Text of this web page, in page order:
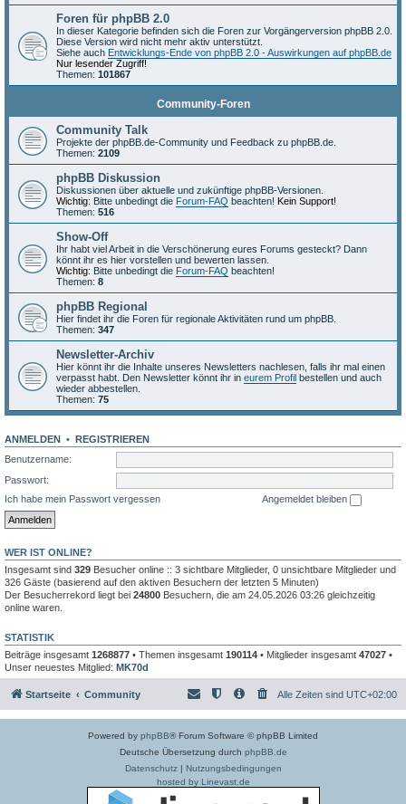
Foren für phpBB 2.0
In dieser Kategorie befinden sich die Foren zur Vorgängerversion phpBB 2.0.
Diese Version wird nicht mehr aktiv unterstützt.
Siehe auch Entwicklungs-Ende von phpBB 2.0 - Auswirkungen auf phpBB.de
Nur lesender Zugriff!
Themen: 101867
Community-Foren
Community Talk
Projekte der phpBB.de-Community und Feedback zu phpBB.de.
Themen: 2109
phpBB Diskussion
Diskussionen über aktuelle und zukünftige phpBB-Versionen.
Wichtig: Bitte unbedingt die Forum-FAQ beachten! Kein Support!
Themen: 516
Show-Off
Ihr habt viel Arbeit in die Verschönerung eures Forums gesteckt? Dann
könnt ihr es hier vorstellen und bewerten lassen.
Wichtig: Bitte unbedingt die Forum-FAQ beachten!
Themen: 8
phpBB Regional
Hier findet ihr die Foren für regionale Aktivitäten rund um phpBB.
Themen: 347
Newsletter-Archiv
Hier könnt ihr die Inhalte unseres Newsletters nachlesen, falls ihr mal einen
verpasst habt. Den Newsletter könnt ihr in eurem Profil bestellen und auch
wieder abbestellen.
Themen: 75
ANMELDEN • REGISTRIEREN
Benutzername:
Passwort:
Ich habe mein Passwort vergessen
Angemeldet bleiben
WER IST ONLINE?
Insgesamt sind 329 Besucher online :: 3 sichtbare Mitglieder, 0 unsichtbare Mitglieder und
326 Gäste (basierend auf den aktiven Besuchern der letzten 5 Minuten)
Der Besucherrekord liegt bei 24800 Besuchern, die am 24.05.2026 03:26 gleichzeitig
online waren.
STATISTIK
Beiträge insgesamt 1268877 • Themen insgesamt 190114 • Mitglieder insgesamt 47027 •
Unser neuestes Mitglied: MK70d
Startseite Community Alle Zeiten sind UTC+02:00
Powered by phpBB® Forum Software © phpBB Limited
Deutsche Übersetzung durch phpBB.de
Datenschutz| Nutzungsbedingungen
hosted by Linevast.de